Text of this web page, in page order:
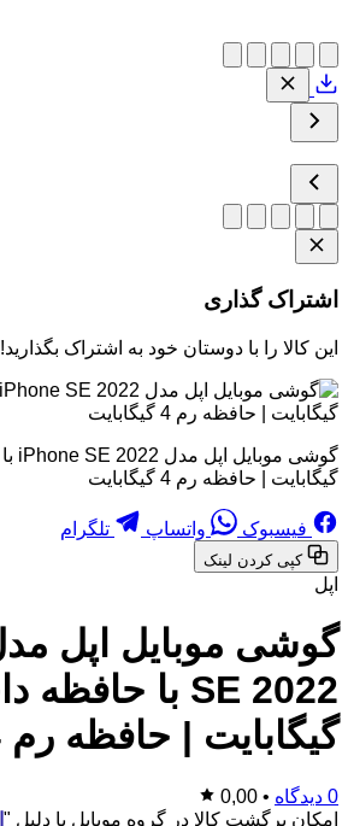
اشتراک گذاری
این کالا را با دوستان خود به اشتراک بگذارید!
گیگابایت | حافظه رم 4 گیگابایت
فیسبوک واتساپ تلگرام
کپی کردن لینک
اپل
گیگابایت | حافظه رم 4 گیگابایت
0 دیدگاه •
0,00
امکان برگشت کالا در گروه موبایل با دلیل "